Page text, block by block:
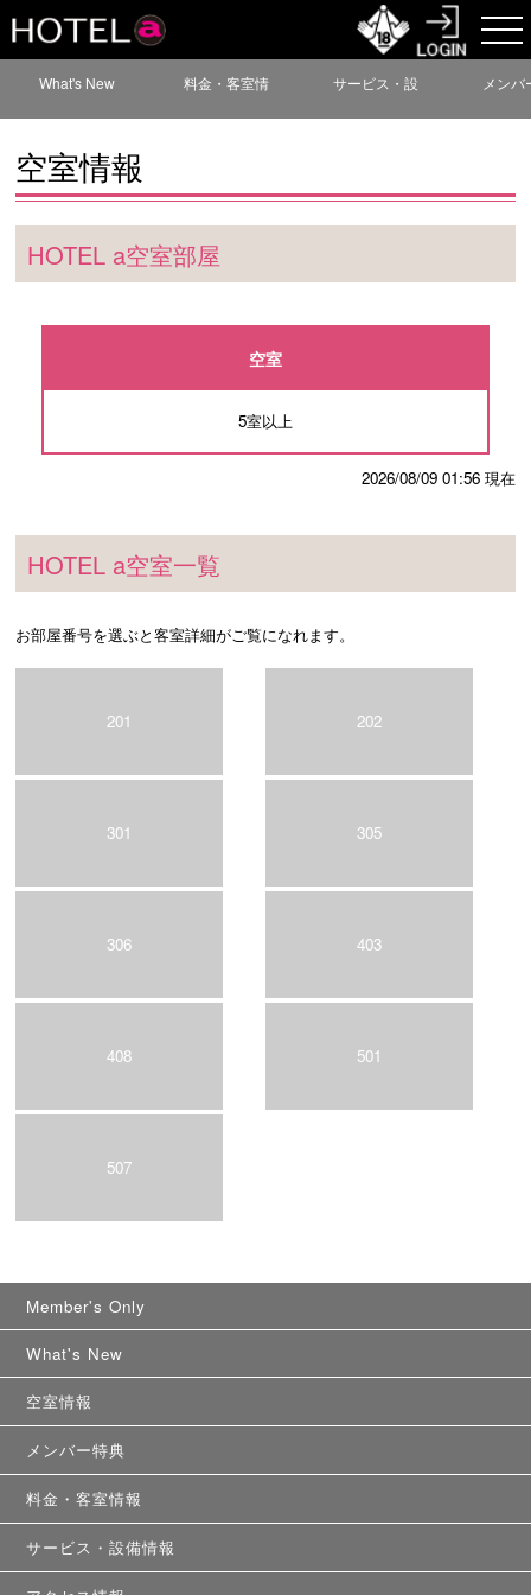
What's New
料金・客室情
報
サービス・設
備情報
メンバ
空室情報
HOTEL a空室部屋
空室
5室以上
2026/08/09 01:56 現在
HOTEL a空室一覧
お部屋番号を選ぶと客室詳細がご覧になれます。
201 202
301 305
306 403
408 501
507
Member's Only
What's New
空室情報
メンバー特典
料金・客室情報
サービス・設備情報